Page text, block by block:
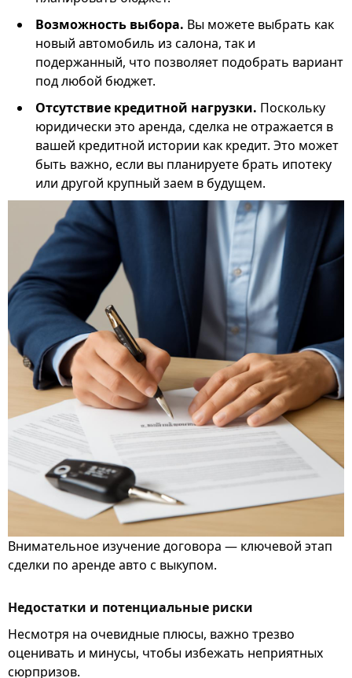
Возможность выбора. Вы можете выбрать как
новый автомобиль из салона, так и
подержанный, что позволяет подобрать вариант
под любой бюджет.
Отсутствие кредитной нагрузки. Поскольку
юридически это аренда, сделка не отражается в
вашей кредитной истории как кредит. Это может
быть важно, если вы планируете брать ипотеку
или другой крупный заем в будущем.
Внимательное изучение договора — ключевой этап
сделки по аренде авто с выкупом.
Недостатки и потенциальные риски
Несмотря на очевидные плюсы, важно трезво
оценивать и минусы, чтобы избежать неприятных
сюрпризов.